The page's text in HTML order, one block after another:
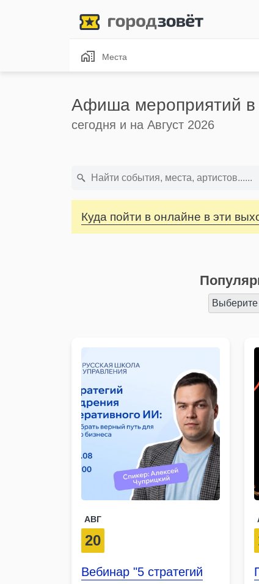
Места
Афиша мероприятий в
сегодня и на Август 2026
Куда пойти в онлайне в эти
Выберите
АВГ
20
Вебинар "5 стратегий